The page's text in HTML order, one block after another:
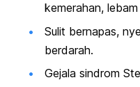
kemerahan,
Sulit bernapas,
berdarah.
Gejala sindrom